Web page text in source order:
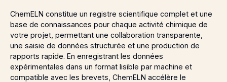
ChemELN constitue un registre scientifique complet et une
base de connaissances pour chaque activité chimique de
votre projet, permettant une collaboration transparente,
une saisie de données structurée et une production de
rapports rapide. En enregistrant les données
expérimentales dans un format lisible par machine et
compatible avec les brevets, ChemELN accélère le